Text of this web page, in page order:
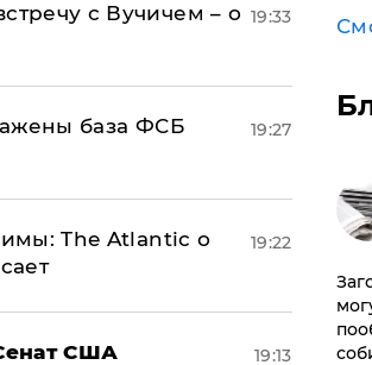
с Вучичем – о 19:33
база ФСБ
19:27
The Atlantic о
19:22
США 19:13